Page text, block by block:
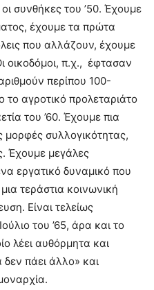
οι συνθήκες του ’50. Έχουμε
έχουμε τα πρώτα
που αλλάζουν, έχουμε
οικοδόμοι, π.χ., έφτασαν
περίπου 100-
αγροτικό προλεταριάτο
του ’60. Έχουμε πια
μορφές συλλογικότητας,
Έχουμε μεγάλες
εργατικό δυναμικό που
τεράστια κοινωνική
Είναι τελείως
του ’65, άρα και το
λέει αυθόρμητα και
πάει άλλο» και